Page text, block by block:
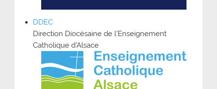
DDEC
Direction Diocésaine de l’Enseignement
Catholique d’Alsace